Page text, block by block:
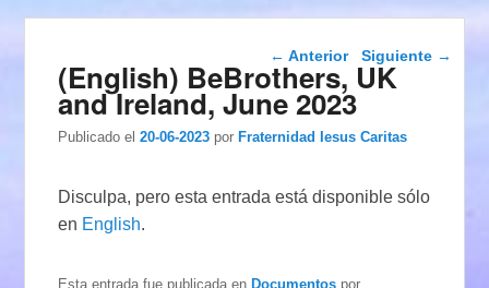
Navegación de
entradas
← Anterior Siguiente →
(English) BeBrothers, UK
and Ireland, June 2023
Publicado el 20-06-2023 porFraternidad Iesus Caritas
Disculpa, pero esta entrada está disponible sólo
en English.
Esta entrada fue publicada enDocumentos por